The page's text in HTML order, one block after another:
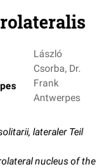
László
Csorba, Dr.
Frank
Antwerpes
lateraler Teil
nucleus of the